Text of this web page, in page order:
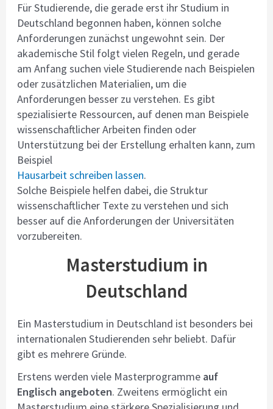
Für Studierende, die gerade erst ihr Studium in
Deutschland begonnen haben, können solche
Anforderungen zunächst ungewohnt sein. Der
akademische Stil folgt vielen Regeln, und gerade
am Anfang suchen viele Studierende nach Beispielen
oder zusätzlichen Materialien, um die
Anforderungen besser zu verstehen. Es gibt
spezialisierte Ressourcen, auf denen man Beispiele
wissenschaftlicher Arbeiten finden oder
Unterstützung bei der Erstellung erhalten kann, zum
Beispiel
Hausarbeit schreiben lassen.
Solche Beispiele helfen dabei, die Struktur
wissenschaftlicher Texte zu verstehen und sich
besser auf die Anforderungen der Universitäten
vorzubereiten.
Masterstudium in
Deutschland
Ein Masterstudium in Deutschland ist besonders bei
internationalen Studierenden sehr beliebt. Dafür
gibt es mehrere Gründe.
Erstens werden viele Masterprogramme auf
Englisch angeboten. Zweitens ermöglicht ein